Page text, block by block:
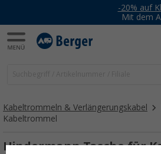
-20% auf Kleidung
Mit dem
Kabeltrommeln & Verlängerungskabel
Kabeltrommel
Hindermann Tasche für